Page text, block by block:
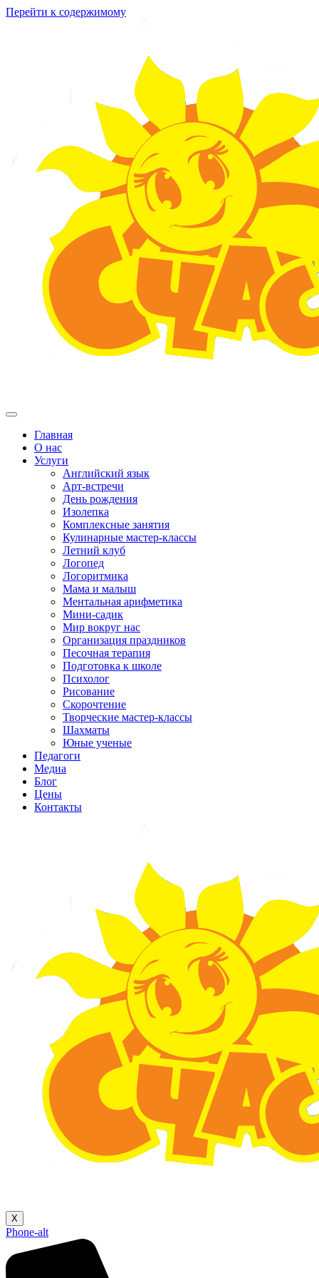
Перейти к содержимому
Главная
О нас
Услуги
Английский язык
Арт-встречи
День рождения
Изолепка
Комплексные занятия
Кулинарные мастер-классы
Летний клуб
Логопед
Логоритмика
Мама и малыш
Ментальная арифметика
Мини-садик
Мир вокруг нас
Организация праздников
Песочная терапия
Подготовка к школе
Психолог
Рисование
Скорочтение
Творческие мастер-классы
Шахматы
Юные ученые
Педагоги
Медиа
Блог
Цены
Контакты
X
Phone-alt